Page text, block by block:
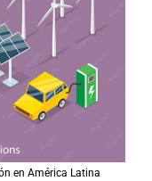
en América Latina